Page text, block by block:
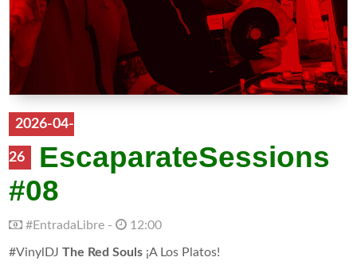
2026-04-
26
EscaparateSessions
#08
#EntradaLibre - 12:00
#VinylDJThe Red Souls ¡A Los Platos!